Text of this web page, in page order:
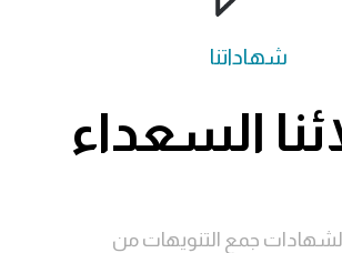
شهاداتنا
السعداء
جمع التنويهات من